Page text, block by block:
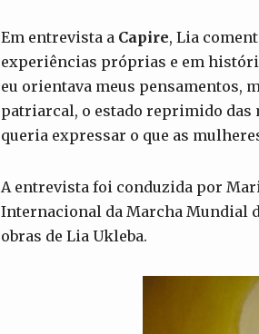
Em entrevista a Capire, Lia
experiências próprias e em
eu orientava meus pensamentos,
patriarcal, o estado reprimido das
queria expressar o que as
A entrevista foi conduzida por
Internacional da Marcha Mundial
obras de Lia Ukleba.